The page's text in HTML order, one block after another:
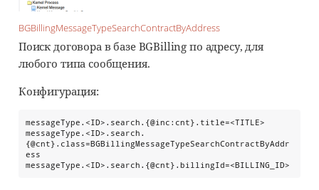
BGBillingMessageTypeSearchContractByAddress
Поиск договора в базе BGBilling по адресу, для
любого типа сообщения.
Конфигурация:
messageType.<ID>.search.{@inc:cnt}.title=<TITLE>
messageType.<ID>.search.
{@cnt}.class=BGBillingMessageTypeSearchContractByAddr
ess
messageType.<ID>.search.{@cnt}.billingId=<BILLING_ID>